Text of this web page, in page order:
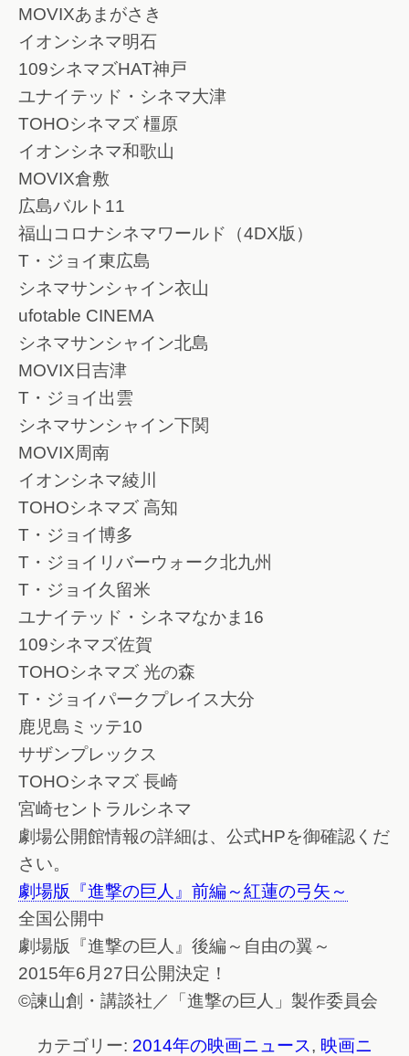
MOVIXあまがさき
イオンシネマ明石
109シネマズHAT神戸
ユナイテッド・シネマ大津
TOHOシネマズ 橿原
イオンシネマ和歌山
MOVIX倉敷
広島バルト11
福山コロナシネマワールド（4DX版）
T・ジョイ東広島
シネマサンシャイン衣山
ufotable CINEMA
シネマサンシャイン北島
MOVIX日吉津
T・ジョイ出雲
シネマサンシャイン下関
MOVIX周南
イオンシネマ綾川
TOHOシネマズ 高知
T・ジョイ博多
T・ジョイリバーウォーク北九州
T・ジョイ久留米
ユナイテッド・シネマなかま16
109シネマズ佐賀
TOHOシネマズ 光の森
T・ジョイパークプレイス大分
鹿児島ミッテ10
サザンプレックス
TOHOシネマズ 長崎
宮崎セントラルシネマ
劇場公開館情報の詳細は、公式HPを御確認くだ
さい。
劇場版『進撃の巨人』前編～紅蓮の弓矢～
全国公開中
劇場版『進撃の巨人』後編～自由の翼～
2015年6月27日公開決定！
©諫山創・講談社／「進撃の巨人」製作委員会
カテゴリー: 2014年の映画ニュース, 映画ニ